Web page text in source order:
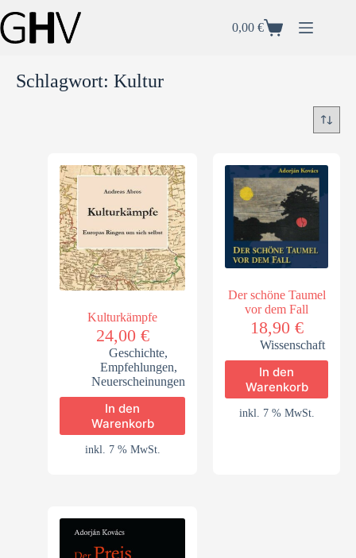
0,00€
Schlagwort: Kultur
Kulturkämpfe
24,00 €
Geschichte,
Empfehlungen,
Neuerscheinungen
In den
Warenkorb
inkl. 7 % MwSt.
Der schöne Taumel
vor dem Fall
18,90 €
Wissenschaft
In den
Warenkorb
inkl. 7 % MwSt.